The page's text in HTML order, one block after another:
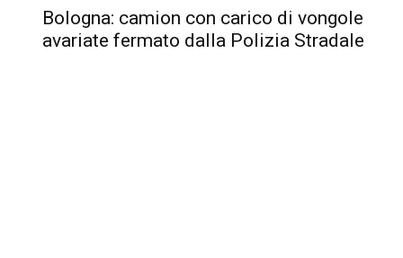
Bologna: camion con carico di vongole
avariate fermato dalla Polizia Stradale